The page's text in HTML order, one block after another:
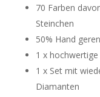
70 Farben
Steinchen
50% Hand
1 x
1 x Set mit
Diamanten